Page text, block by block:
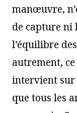
manœuvre,
de capture ni
l’équilibre
autrement, ce
intervient sur
que tous les